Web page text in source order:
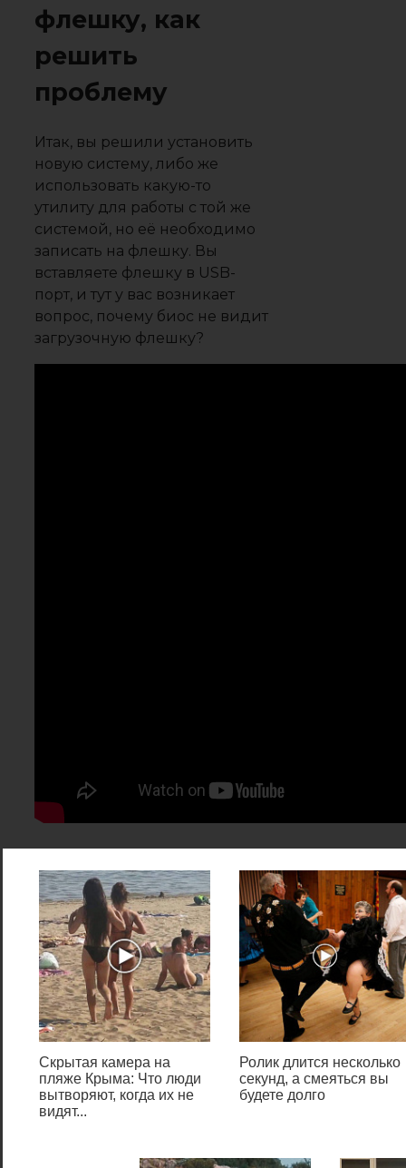
флешку, как
решить
проблему
Итак, вы решили установить
новую систему, либо же
использовать какую-то
утилиту для работы с той же
системой, но её необходимо
записать на флешку. Вы
вставляете флешку в USB-
порт, и тут у вас возникает
вопрос, почему биос не видит
загрузочную флешку?
Вы создали загрузочную
флешку, а биос её не видит.
Здесь играют роль множество
факторов, например, вы
неправильно сделали
загрузочную флешку, BIOS
необходимо сбросить или
вообще обновить, программа,
которой вы создавали
оказалась повреждённой и
многое другое. Давайте
попробуем эту проблему
Скрытая камера на
пляже Крыма: Что люди
вытворяют, когда их не
видят...
Ролик длится несколько
секунд, а смеяться вы
будете долго